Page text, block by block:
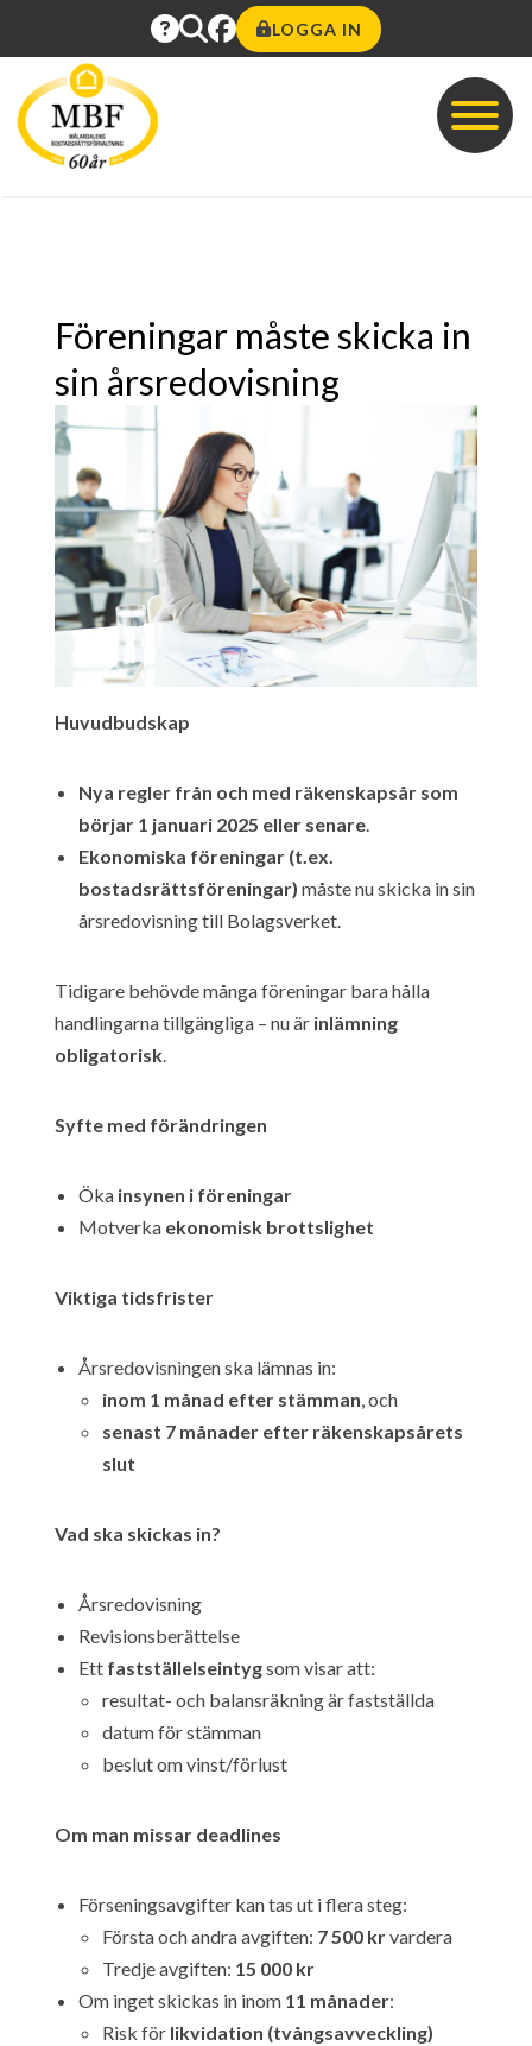
LOGGA IN
Föreningar måste skicka in
sin årsredovisning
Huvudbudskap
Nya regler från och med räkenskapsår som
börjar 1 januari 2025 eller senare.
Ekonomiska föreningar (t.ex.
bostadsrättsföreningar) måste nu skicka in sin
årsredovisning till Bolagsverket.
Tidigare behövde många föreningar bara hålla
handlingarna tillgängliga – nu är inlämning
obligatorisk.
Syfte med förändringen
Öka insynen i föreningar
Motverka ekonomisk brottslighet
Viktiga tidsfrister
Årsredovisningen ska lämnas in:
inom 1 månad efter stämman, och
senast 7 månader efter räkenskapsårets
slut
Vad ska skickas in?
Årsredovisning
Revisionsberättelse
Ett fastställelseintygsom visar att:
resultat- och balansräkning är fastställda
datum för stämman
beslut om vinst/förlust
Om man missar deadlines
Förseningsavgifter kan tas ut i flera steg:
Första och andra avgiften: 7 500 krvardera
Tredje avgiften: 15 000 kr
Om inget skickas in inom 11 månader:
Risk för likvidation (tvångsavveckling)